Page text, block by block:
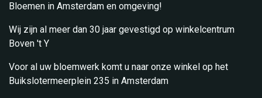
Bloemen in Amsterdam en omgeving!
Wij zijn al meer dan 30 jaar gevestigd op winkelcentrum
Boven 't Y
Voor al uw bloemwerk komt u naar onze winkel op het
Buikslotermeerplein 235 in Amsterdam